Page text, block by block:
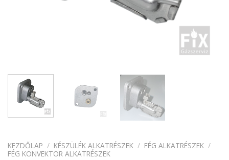
KEZDŐLAP / KÉSZÜLÉK ALKATRÉSZEK / FÉG ALKATRÉSZEK /
FÉG KONVEKTOR ALKATRÉSZEK